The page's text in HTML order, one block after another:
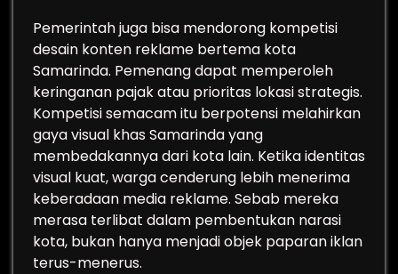
Pemerintah juga bisa mendorong kompetisi
desain konten reklame bertema kota
Samarinda. Pemenang dapat memperoleh
keringanan pajak atau prioritas lokasi strategis.
Kompetisi semacam itu berpotensi melahirkan
gaya visual khas Samarinda yang
membedakannya dari kota lain. Ketika identitas
visual kuat, warga cenderung lebih menerima
keberadaan media reklame. Sebab mereka
merasa terlibat dalam pembentukan narasi
kota, bukan hanya menjadi objek paparan iklan
terus-menerus.